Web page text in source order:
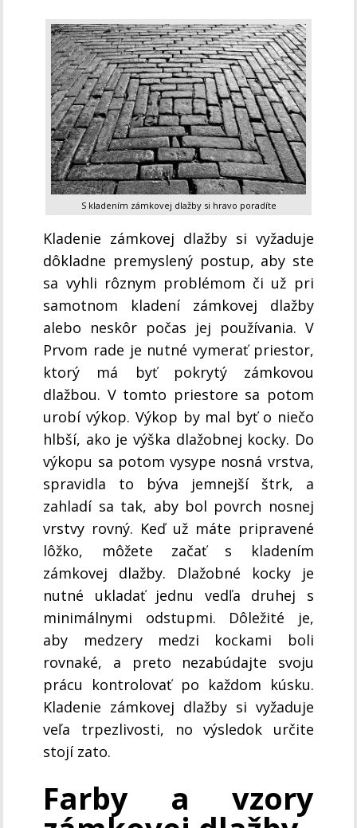
S kladením zámkovej dlažby si hravo poradíte
Kladenie zámkovej dlažby si vyžaduje
dôkladne premyslený postup, aby ste
sa vyhli rôznym problémom či už pri
samotnom kladení zámkovej dlažby
alebo neskôr počas jej používania. V
Prvom rade je nutné vymerať priestor,
ktorý má byť pokrytý zámkovou
dlažbou. V tomto priestore sa potom
urobí výkop. Výkop by mal byť o niečo
hlbší, ako je výška dlažobnej kocky. Do
výkopu sa potom vysype nosná vrstva,
spravidla to býva jemnejší štrk, a
zahladí sa tak, aby bol povrch nosnej
vrstvy rovný. Keď už máte pripravené
lôžko, môžete začať s kladením
zámkovej dlažby. Dlažobné kocky je
nutné ukladať jednu vedľa druhej s
minimálnymi odstupmi. Dôležité je,
aby medzery medzi kockami boli
rovnaké, a preto nezabúdajte svoju
prácu kontrolovať po každom kúsku.
Kladenie zámkovej dlažby si vyžaduje
veľa trpezlivosti, no výsledok určite
stojí zato.
Farby a vzory